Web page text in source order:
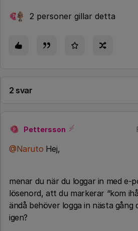
P 2 personer gillar detta
2 svar
P Pettersson
@Naruto Hej,
menar du när du loggar in med e-
lösenord, att du markerar “kom
ändå behöver logga in nästa
igen?